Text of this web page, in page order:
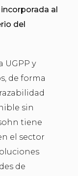
al
del
UGPP y
de forma
sin
tiene
el sector
de